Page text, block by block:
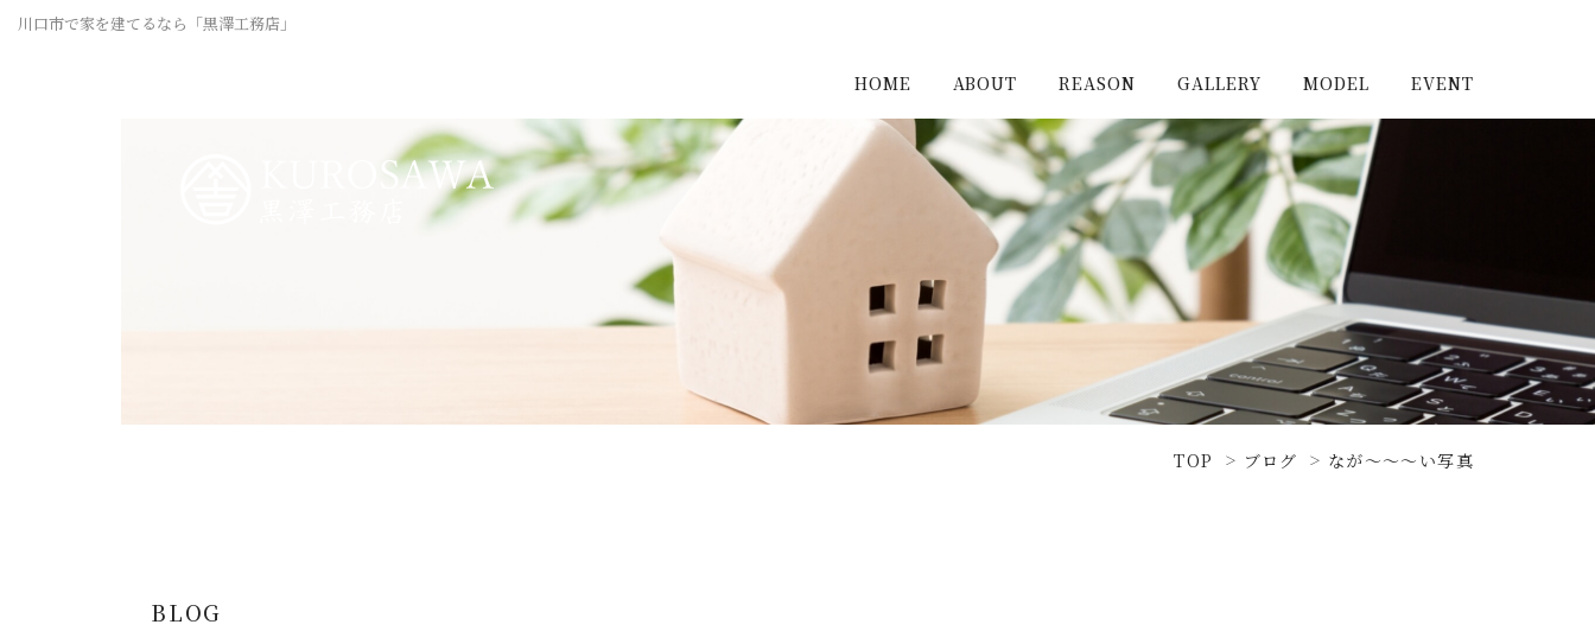
川口市で家を建てるなら「黒澤工務店」
HOME ABOUT REASON GALLERY
施工実例（新築）
施工実例（リノベーショ
ン）
MODEL
浦和住宅公園
浦和住宅展示場Miraizu
大宮北ハウジングステージ
EVENT
TOP ブログ なが～～～い写真
BLOG